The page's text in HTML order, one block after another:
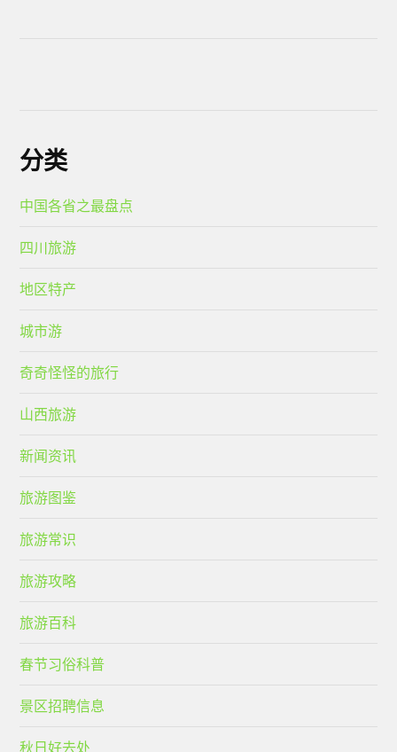
分类
中国各省之最盘点
四川旅游
地区特产
城市游
奇奇怪怪的旅行
山西旅游
新闻资讯
旅游图鉴
旅游常识
旅游攻略
旅游百科
春节习俗科普
景区招聘信息
秋日好去处